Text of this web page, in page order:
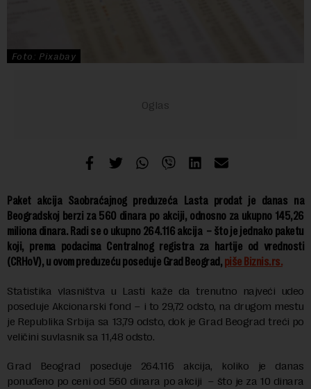
Foto: Pixabay
Paket akcija Saobraćajnog preduzeća Lasta prodat je danas na
Beogradskoj berzi za 560 dinara po akciji, odnosno za ukupno 145,26
miliona dinara. Radi se o ukupno 264.116 akcija – što je jednako paketu
koji, prema podacima Centralnog registra za hartije od vrednosti
(CRHoV), u ovom preduzeću poseduje Grad Beograd, piše Biznis.rs.
Statistika vlasništva u Lasti kaže da trenutno najveći udeo
poseduje Akcionarski fond – i to 29,72 odsto, na drugom mestu
je Republika Srbija sa 13,79 odsto, dok je Grad Beograd treći po
veličini suvlasnik sa 11,48 odsto.
Grad Beograd poseduje 264.116 akcija, koliko je danas
ponuđeno po ceni od 560 dinara po akciji – što je za 10 dinara